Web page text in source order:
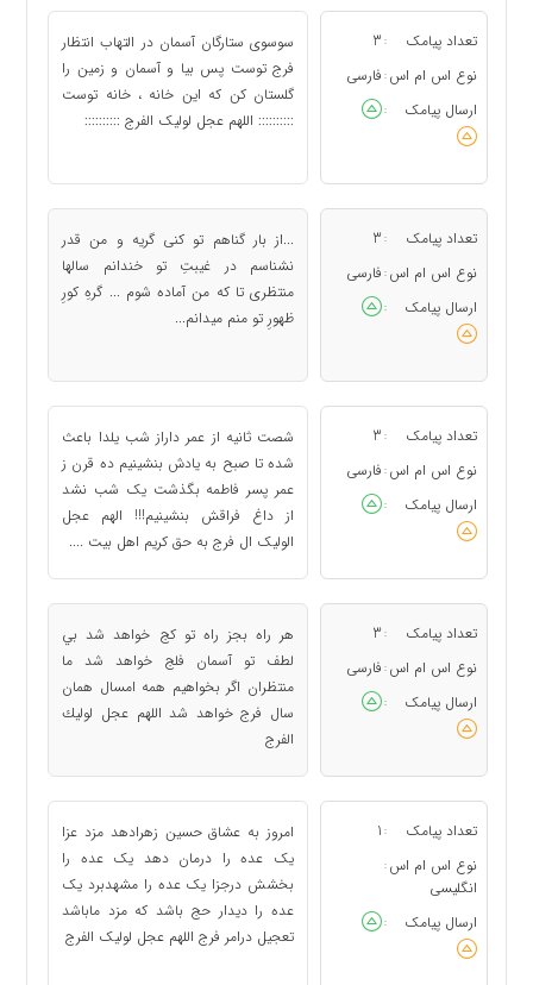
تعداد پیامک :
3
نوع اس ام اس : فارسی
ارسال پیامک
:
سوسوی ستارگان آسمان در التهاب انتظار
فرج توست پس بیا و آسمان و زمین را
گلستان کن که این خانه ، خانه توست
:::::::::: اللهم عجل لولیک الفرج ::::::::::
تعداد پیامک :
3
نوع اس ام اس : فارسی
ارسال پیامک
:
...از بار گناهم تو کنی گریه و من قدر
نشناسم در غیبتِ تو خندانم سالها
منتظری تا که من آماده شوم ... گرهِ کورِ
ظهورِ تو منم میدانم...
تعداد پیامک :
3
نوع اس ام اس : فارسی
ارسال پیامک
:
شصت ثانیه از عمر داراز شب یلدا باعث
شده تا صبح به یادش بنشینیم ده قرن ز
عمر پسر فاطمه بگذشت یک شب نشد
از داغ فراقش بنشینیم!!! الهم عجل
الولیک ال فرج به حق کریم اهل بیت ....
تعداد پیامک :
3
نوع اس ام اس : فارسی
ارسال پیامک
:
هر راه بجز راه تو كج خواهد شد بي
لطف تو آسمان فلج خواهد شد ما
منتظران اگر بخواهيم همه امسال همان
سال فرج خواهد شد اللهم عجل لوليك
الفرج
تعداد پیامک :
1
نوع اس ام اس :
انگلیسی
ارسال پیامک
:
امروز به عشاق حسین زهرادهد مزد عزا
یک عده را درمان دهد یک عده را
بخشش درجزا یک عده را مشهدبرد یک
عده را دیدار حج باشد که مزد ماباشد
تعجیل درامر فرج اللهم عجل لولیک الفرج